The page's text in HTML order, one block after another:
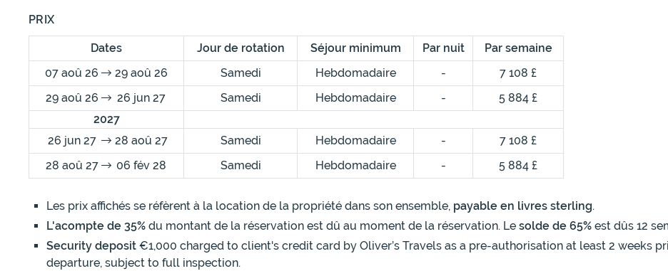
PRIX
Dates Jour de rotation Séjour minimum Par nuit
Par semaine
07 aoû 26
29 aoû 26 Samedi Hebdomadaire -
7 108 £
29 aoû 26
26 jun 27 Samedi Hebdomadaire -
5 884 £
2027
26 jun 27
28 aoû 27 Samedi Hebdomadaire -
7 108 £
28 aoû 27
06 fév 28 Samedi Hebdomadaire - 5 884 £
Les prix affichés se réfèrent à la location de la propriété dans son ensemble, payable en livres sterling.
L'acompte de 35% du montant de la réservation est dû au moment de la réservation. Le solde de 65% est dûs 12
Security deposit €1,000 charged to client's credit card by Oliver’s Travels as a pre-authorisation at least 2 weeks
departure, subject to full inspection.